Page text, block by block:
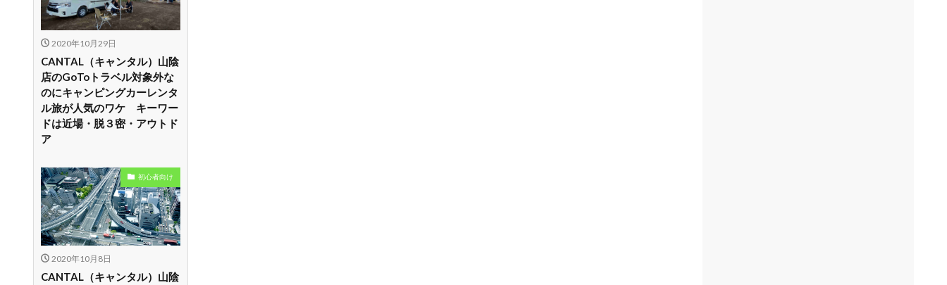
2020年10月29日
CANTAL（キャンタル）山陰
店のGoToトラベル対象外な
のにキャンピングカーレンタ
ル旅が人気のワケ キーワー
ドは近場・脱３密・アウトド
ア
初心者向け
2020年10月8日
CANTAL（キャンタル）山陰